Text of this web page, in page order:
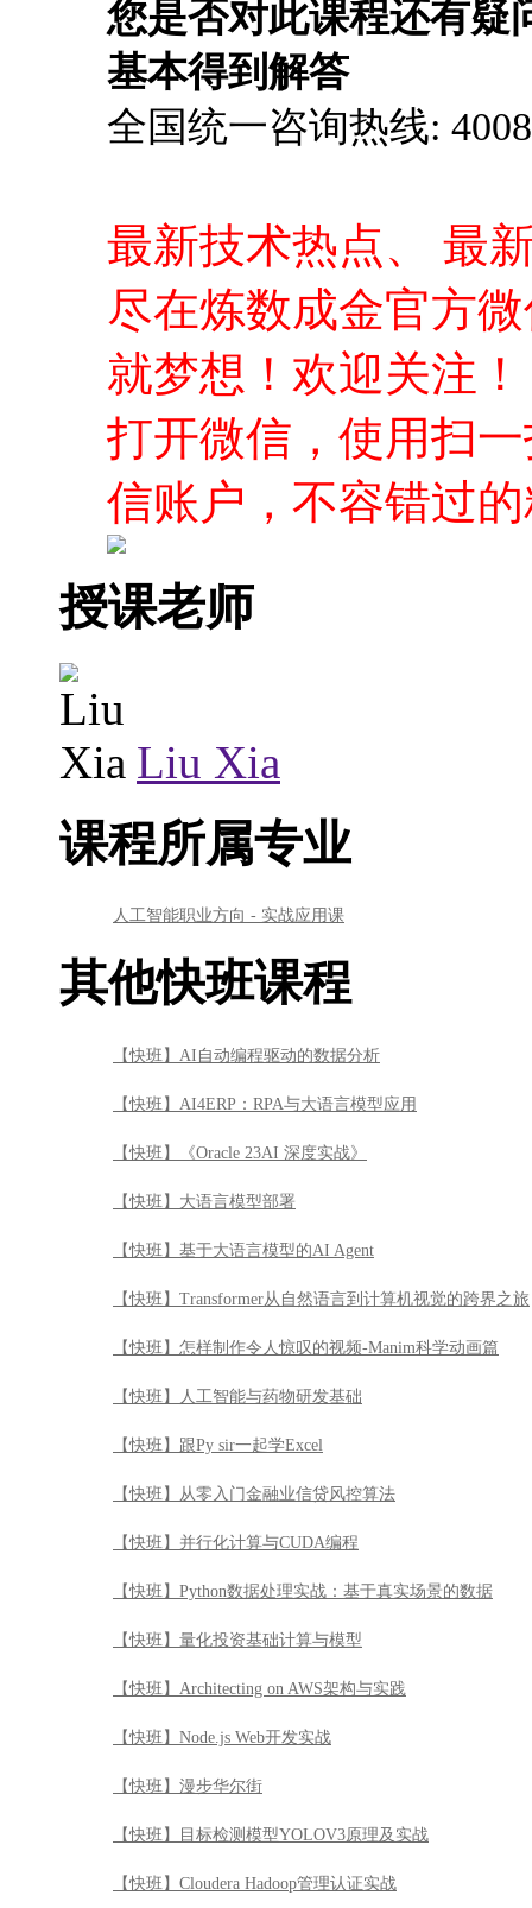
您是否对此课程还有疑
基本得到解答
全国统一咨询热线:
最新技术热点、 最
尽在炼数成金官方
就梦想！欢迎关注！
打开微信，使用扫
信账户，不容错过
授课老师
Liu Xia
课程所属专业
人工智能职业方向 - 实战应用课
其他快班课程
【快班】AI自动编程驱动的数据分析
【快班】AI4ERP：RPA与大语言模型应用
【快班】《Oracle 23AI 深度实战》
【快班】大语言模型部署
【快班】基于大语言模型的AI Agent
【快班】Transformer从自然语言到计算机视觉的跨界之旅
【快班】怎样制作令人惊叹的视频-Manim科学动画篇
【快班】人工智能与药物研发基础
【快班】跟Py sir一起学Excel
【快班】从零入门金融业信贷风控算法
【快班】并行化计算与CUDA编程
【快班】Python数据处理实战：基于真实场景的数据
【快班】量化投资基础计算与模型
【快班】Architecting on AWS架构与实践
【快班】Node.js Web开发实战
【快班】漫步华尔街
【快班】目标检测模型YOLOV3原理及实战
【快班】Cloudera Hadoop管理认证实战